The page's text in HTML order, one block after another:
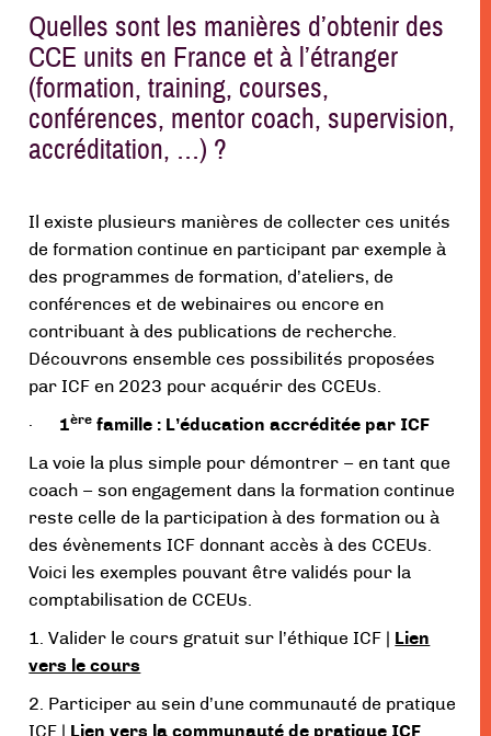
Quelles sont les manières d’obtenir des
CCE units en France et à l’étranger
(formation, training, courses,
conférences, mentor coach, supervision,
accréditation, …) ?
Il existe plusieurs manières de collecter ces unités
de formation continue en participant par exemple à
des programmes de formation, d’ateliers, de
conférences et de webinaires ou encore en
contribuant à des publications de recherche.
Découvrons ensemble ces possibilités proposées
par ICF en 2023 pour acquérir des CCEUs.
· 1ère famille : L’éducation accréditée par ICF
La voie la plus simple pour démontrer – en tant que
coach – son engagement dans la formation continue
reste celle de la participation à des formation ou à
des évènements ICF donnant accès à des CCEUs.
Voici les exemples pouvant être validés pour la
comptabilisation de CCEUs.
1. Valider le cours gratuit sur l’éthique ICF |
Lien
vers le cours
2. Participer au sein d’une communauté de pratique
ICF |
Lien vers la communauté de pratique ICF